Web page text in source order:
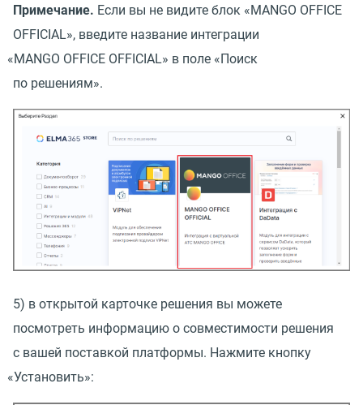
Примечание. Если вы не видите блок «MANGO OFFICE
OFFICIAL», введите название интеграции
«MANGO OFFICE OFFICIAL» в поле «Поиск
по решениям».
5) в открытой карточке решения вы можете
посмотреть информацию о совместимости решения
с вашей поставкой платформы. Нажмите кнопку
«Установить»: